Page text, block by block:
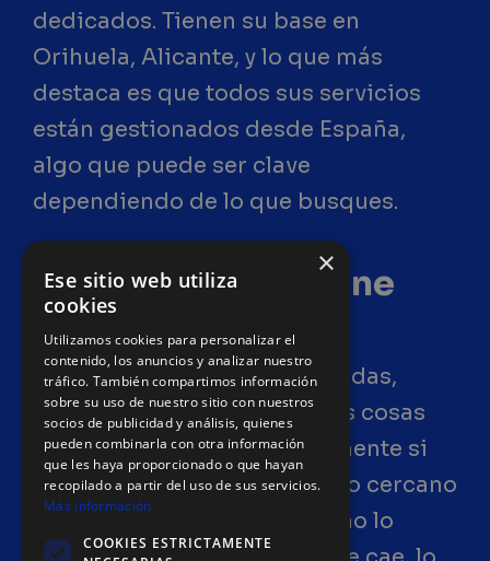
dedicados. Tienen su base en
Orihuela, Alicante, y lo que más
destaca es que todos sus servicios
están gestionados desde España,
algo que puede ser clave
dependiendo de lo que busques.
¿Qué ventajas tiene
este proveedor?
Sin hacer promesas exageradas,
Loading Hosting tiene varias cosas
que valen la pena, especialmente si
valoras tener soporte técnico cercano
y confiable. Porque aunque no lo
×
Ese sitio web utiliza
cookies
Utilizamos cookies para personalizar el
contenido, los anuncios y analizar nuestro
tráfico. También compartimos información
sobre su uso de nuestro sitio con nuestros
socios de publicidad y análisis, quienes
pueden combinarla con otra información
que les haya proporcionado o que hayan
recopilado a partir del uso de sus servicios.
Más información
COOKIES ESTRICTAMENTE